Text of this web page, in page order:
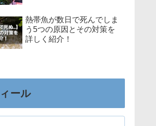
熱帯魚が数日で死んでしま
う5つの原因とその対策を
詳しく紹介！
ール